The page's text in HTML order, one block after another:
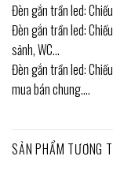
Đèn gắn trần led:
Đèn gắn trần led:
sảnh, WC…
Đèn gắn trần led:
mua bán chung….
SẢN PHẨM TƯƠNG